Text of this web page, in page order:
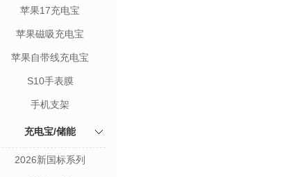
苹果17充电宝
苹果磁吸充电宝
苹果自带线充电宝
S10手表膜
手机支架
充电宝/储能
2026新国标系列